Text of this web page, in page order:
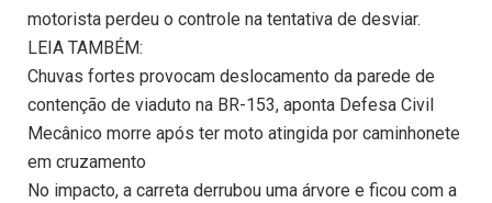
motorista perdeu o controle na tentativa de desviar.
LEIA TAMBÉM:
Chuvas fortes provocam deslocamento da parede de
contenção de viaduto na BR-153, aponta Defesa Civil
Mecânico morre após ter moto atingida por caminhonete
em cruzamento
No impacto, a carreta derrubou uma árvore e ficou com a